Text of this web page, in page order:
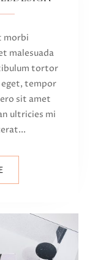
morbi
malesuada
tortor
tempor
sit amet
ultricies mi